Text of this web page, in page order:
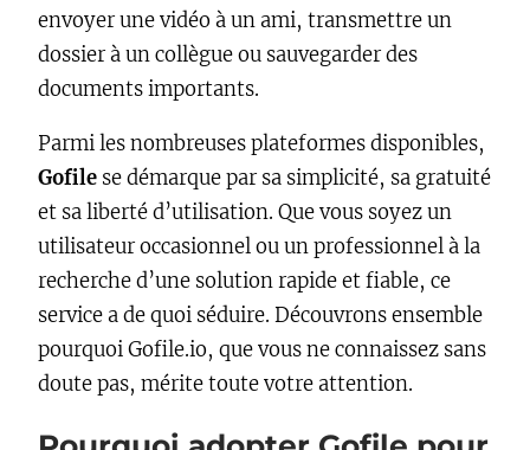
envoyer une vidéo à un ami, transmettre un
dossier à un collègue ou sauvegarder des
documents importants.
Parmi les nombreuses plateformes disponibles,
Gofile se démarque par sa simplicité, sa gratuité
et sa liberté d’utilisation. Que vous soyez un
utilisateur occasionnel ou un professionnel à la
recherche d’une solution rapide et fiable, ce
service a de quoi séduire. Découvrons ensemble
pourquoi Gofile.io, que vous ne connaissez sans
doute pas, mérite toute votre attention.